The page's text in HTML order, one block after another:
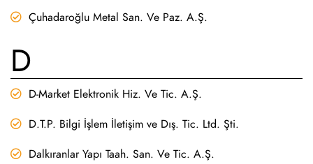
Çuhadaroğlu Metal San. Ve Paz. A.Ş.
D
D-Market Elektronik Hiz. Ve Tic. A.Ş.
D.T.P. Bilgi İşlem İletişim ve Dış. Tic. Ltd. Şti.
Dalkıranlar Yapı Taah. San. Ve Tic. A.Ş.